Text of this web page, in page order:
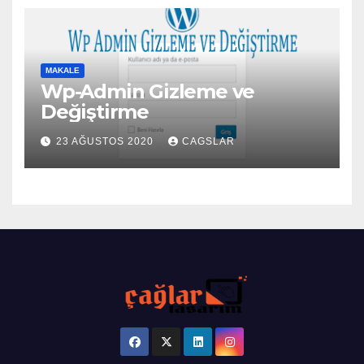
MAKALE
Wp-Admin Gizleme ve
Değiştirme
23 AĞUSTOS 2020 CAGSLAR